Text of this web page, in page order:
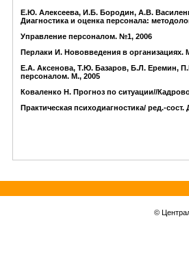
Е.Ю. Алексеева, И.Б. Бородин, А.В.
Диагностика и оценка персонала:
Управление персоналом. №1, 2006
Перлаки И. Нововведения в организациях.
Е.А. Аксенова, Т.Ю. Базаров, Б.Л. Еремин,
персоналом. М., 2005
Коваленко Н. Прогноз по ситуации//
Практическая психодиагностика/ ред.-
©